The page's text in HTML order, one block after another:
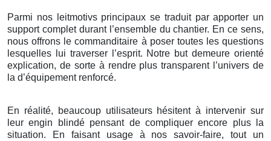
Parmi nos leitmotivs principaux se traduit par apporter un
support complet durant l’ensemble du chantier. En ce sens,
nous offrons le commanditaire à poser toutes les questions
lesquelles lui traverser l’esprit. Notre but demeure orienté
explication, de sorte à rendre plus transparent l’univers de
la d’équipement renforcé.
En réalité, beaucoup utilisateurs hésitent à intervenir sur
leur engin blindé pensant de compliquer encore plus la
situation. En faisant usage à nos savoir-faire, tout un